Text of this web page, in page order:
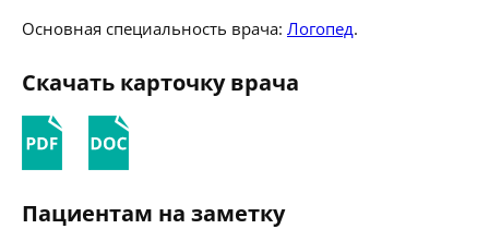
Основная специальность врача: Логопед.
Скачать карточку врача
Пациентам на заметку